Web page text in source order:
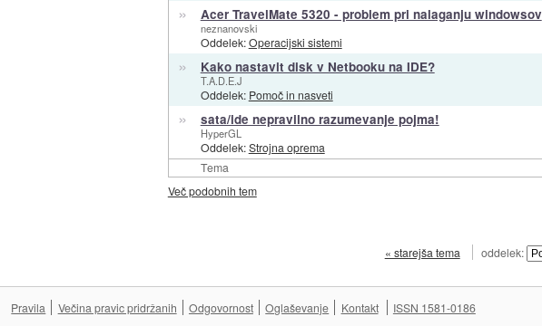
Tema
» Acer TravelMate 5320 - problem pri nalaganju windowsov
neznanovski
Oddelek:Operacijski sistemi
» Kako nastavit disk v Netbooku na IDE?
T.A.D.E.J
Oddelek: Pomoč in nasveti
» sata/ide nepravilno razumevanje pojma!
HyperGL
Oddelek:Strojna oprema
Več podobnih tem
« starejša tema oddelek:
Pravila Večina pravic pridržanih Odgovornost Oglaševanje Kontakt ISSN 1581-0186